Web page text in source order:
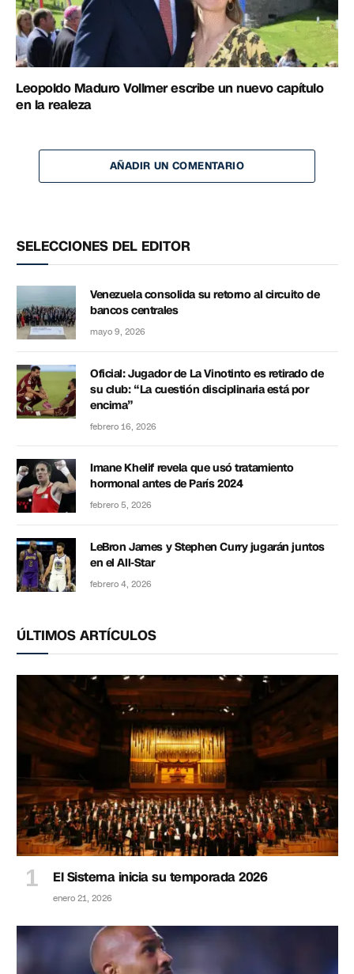
Leopoldo Maduro Vollmer escribe un nuevo capítulo
en la realeza
AÑADIR UN COMENTARIO
SELECCIONES DEL EDITOR
Venezuela consolida su retorno al circuito de
bancos centrales
mayo 9, 2026
Oficial: Jugador de La Vinotinto es retirado de
su club: “La cuestión disciplinaria está por
encima”
febrero 16, 2026
Imane Khelif revela que usó tratamiento
hormonal antes de París 2024
febrero 5, 2026
LeBron James y Stephen Curry jugarán juntos
en el All-Star
febrero 4, 2026
ÚLTIMOS ARTÍCULOS
El Sistema inicia su temporada 2026
enero 21, 2026